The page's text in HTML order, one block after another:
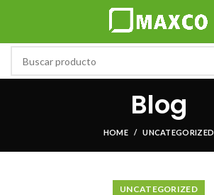
Blog
HOME UNCATEGORIZED
UNCATEGORIZED